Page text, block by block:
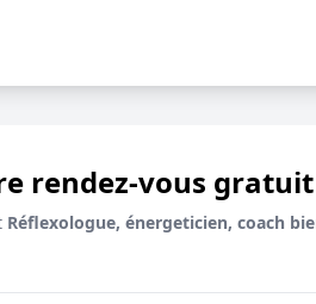
rendez-vous gratuit
Réflexologue, énergeticien, coach